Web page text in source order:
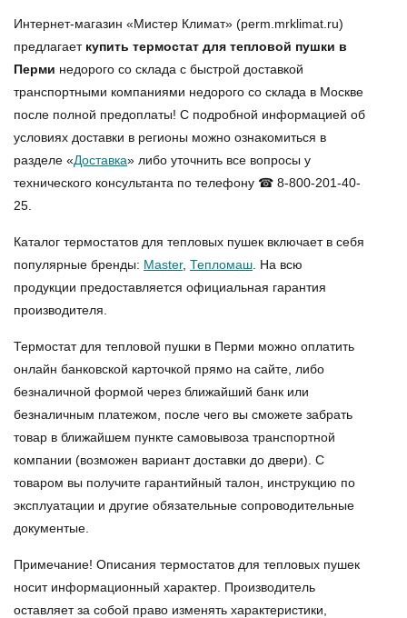
Интернет-магазин «Мистер Климат» (perm.mrklimat.ru)
предлагает купить термостат для тепловой пушки в
Перми недорого со склада с быстрой доставкой
транспортными компаниями недорого со склада в Москве
после полной предоплаты! С подробной информацией об
условиях доставки в регионы можно ознакомиться в
разделе «Доставка» либо уточнить все вопросы у
технического консультанта по телефону ☎ 8-800-201-40-
25.
Каталог термостатов для тепловых пушек включает в себя
популярные бренды: Master, Тепломаш . На всю
продукции предоставляется официальная гарантия
производителя.
Термостат для тепловой пушки в Перми можно оплатить
онлайн банковской карточкой прямо на сайте, либо
безналичной формой через ближайший банк или
безналичным платежом, после чего вы сможете забрать
товар в ближайшем пункте самовывоза транспортной
компании (возможен вариант доставки до двери). С
товаром вы получите гарантийный талон, инструкцию по
эксплуатации и другие обязательные сопроводительные
документые.
Примечание! Описания термостатов для тепловых пушек
носит информационный характер. Производитель
оставляет за собой право изменять характеристики,